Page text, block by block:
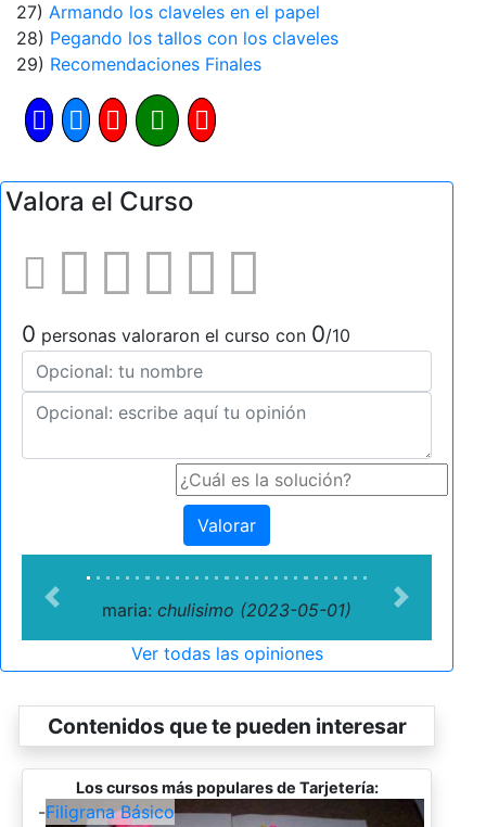
27) Armando los claveles en el papel
28) Pegando los tallos con los claveles
29) Recomendaciones Finales
Valora el Curso
0 personas valoraron el curso con 0/10
Valorar
maria: chulisimo (2023-05-01)
Previous Next
Ver todas las opiniones
Contenidos que te pueden interesar
Los cursos más populares de Tarjetería:
-Filigrana Básico